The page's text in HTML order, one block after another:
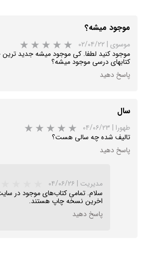
موجود میشه؟
موسوی | ۰۲/۰۴/۲۲
موجود کنید لطفا. کی موجود میشه جدید ترین
کتابهای درسی موجود میشه؟
پاسخ دهید
سال
طهورا | ۰۴/۰۶/۲۳
تالیف شده چه سالی هست؟
پاسخ دهید
مدیریت | ۰۴/۰۶/۲۶
سلام. تمامی کتاب‌های موجود در
اخرین نسخه چاپ هستند.
پاسخ دهید